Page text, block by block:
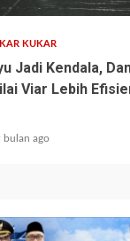
KUKAR
Jadi Kendala,
Viar Lebih
bulan ago